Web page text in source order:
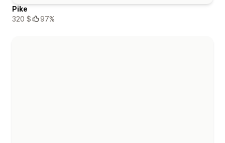
Pike
320 $
97%